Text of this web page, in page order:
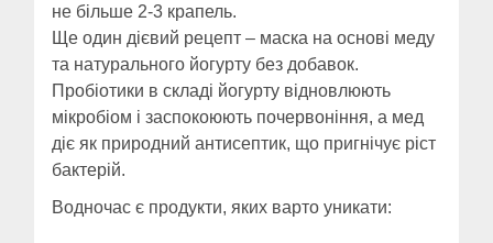
не більше 2-3 крапель.
Ще один дієвий рецепт – маска на основі меду
та натурального йогурту без добавок.
Пробіотики в складі йогурту відновлюють
мікробіом і заспокоюють почервоніння, а мед
діє як природний антисептик, що пригнічує ріст
бактерій.
Водночас є продукти, яких варто уникати: